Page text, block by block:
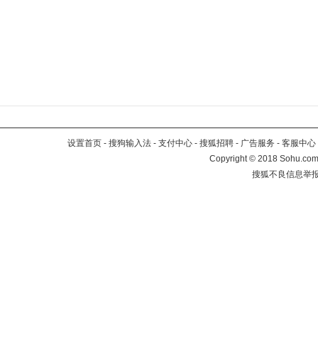
设置首页 - 搜狗输入法 - 支付中心 - 搜狐招聘 - 广告服务 - 客服中心
Copyright©2018
搜狐不良信息举